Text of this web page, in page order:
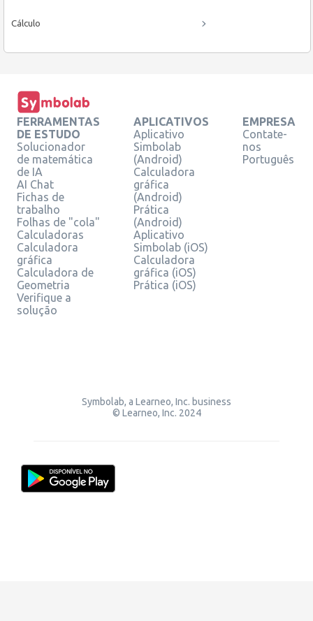
Cálculo
FERRAMENTAS
DE ESTUDO
Solucionador
de matemática
de IA
AI Chat
Fichas de
trabalho
Folhas de "cola"
Calculadoras
Calculadora
gráfica
Calculadora de
Geometria
Verifique a
solução
APLICATIVOS
Aplicativo
Simbolab
(Android)
Calculadora
gráfica
(Android)
Prática
(Android)
Aplicativo
Simbolab (iOS)
Calculadora
gráfica (iOS)
Prática (iOS)
EMPRESA
Contate-
nos
Português
Symbolab, a Learneo, Inc. business
© Learneo, Inc. 2024